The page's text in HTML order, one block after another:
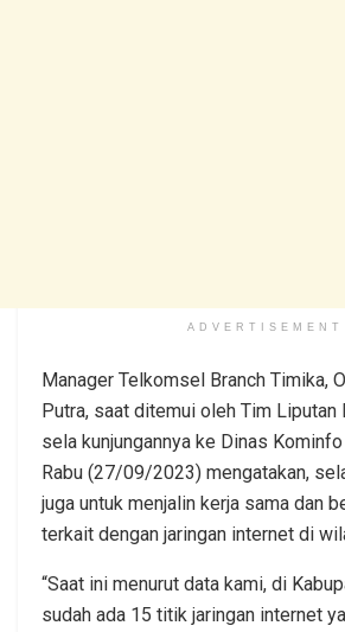
ADVERTISEMENT
Manager Telkomsel Branch Timika,
Putra, saat ditemui oleh Tim
sela kunjungannya ke Dinas
Rabu (27/09/2023) mengatakan,
juga untuk menjalin kerja sama dan
terkait dengan jaringan internet di
“Saat ini menurut data kami, di
sudah ada 15 titik jaringan internet